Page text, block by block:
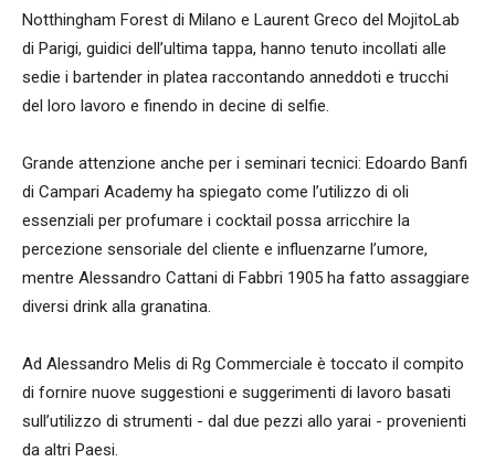
Notthingham Forest di Milano e Laurent Greco del MojitoLab
di Parigi, guidici dell’ultima tappa, hanno tenuto incollati alle
sedie i bartender in platea raccontando anneddoti e trucchi
del loro lavoro e finendo in decine di selfie.
Grande attenzione anche per i seminari tecnici: Edoardo Banfi
di Campari Academy ha spiegato come l’utilizzo di oli
essenziali per profumare i cocktail possa arricchire la
percezione sensoriale del cliente e influenzarne l’umore,
mentre Alessandro Cattani di Fabbri 1905 ha fatto assaggiare
diversi drink alla granatina.
Ad Alessandro Melis di Rg Commerciale è toccato il compito
di fornire nuove suggestioni e suggerimenti di lavoro basati
sull’utilizzo di strumenti - dal due pezzi allo yarai - provenienti
da altri Paesi.